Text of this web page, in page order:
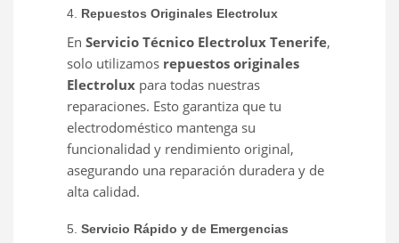
4. Repuestos Originales Electrolux
En Servicio Técnico Electrolux Tenerife,
solo utilizamos repuestos originales
Electrolux para todas nuestras
reparaciones. Esto garantiza que tu
electrodoméstico mantenga su
funcionalidad y rendimiento original,
asegurando una reparación duradera y de
alta calidad.
5. Servicio Rápido y de Emergencias